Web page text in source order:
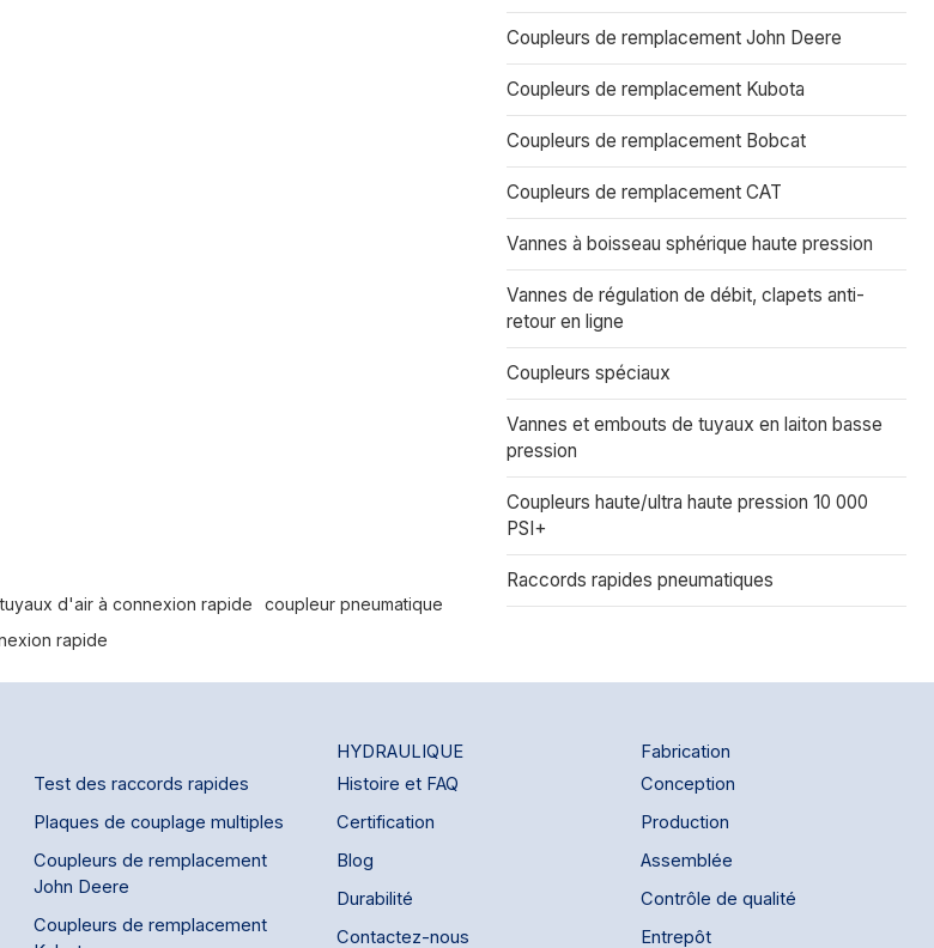
d'air à connexion rapide
coupleur pneumatique
rapide
Coupleurs de remplacement John Deere
Coupleurs de remplacement Kubota
Coupleurs de remplacement Bobcat
Coupleurs de remplacement CAT
Vannes à boisseau sphérique haute pression
Vannes de régulation de débit, clapets anti-
retour en ligne
Coupleurs spéciaux
Vannes et embouts de tuyaux en laiton basse
pression
Coupleurs haute/ultra haute pression 10 000
PSI+
Raccords rapides pneumatiques
Test des raccords rapides
Plaques de couplage multiples
Coupleurs de remplacement
John Deere
Coupleurs de remplacement
HYDRAULIQUE
Histoire et FAQ
Certification
Blog
Durabilité
Contactez-nous
Fabrication
Conception
Production
Assemblée
Contrôle de qualité
Entrepôt